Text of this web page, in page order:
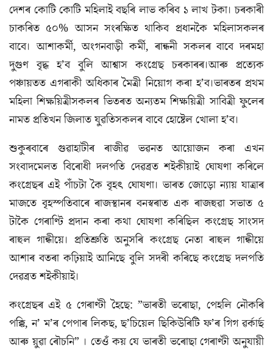
দেশৰ কোটি কোটি মহিলাই বছৰি লাভ কৰিব ১ লাখ টকা। চৰকাৰী
চাকৰিত ৫০% আসন সংৰক্ষিত থাকিব প্ৰধানকৈ মহিলাসকলৰ
বাবে। আশাকৰ্মী, অংগনবাড়ী কৰ্মী, ৰান্ধনী সকলৰ বাবে দৰমহা
দুগুণ বৃদ্ধ হ’ব বুলি আশ্বাস কংগ্ৰেছ চৰকাৰৰ।আৰু প্ৰত্যেক
পঞ্চায়তত এগৰাকী অধিকাৰ মৈত্ৰী নিয়োগ কৰা হ’ব।ভাৰতৰ প্ৰথম
মহিলা শিক্ষয়িত্ৰীসকলৰ ভিতৰত অন্যতম শিক্ষয়িত্ৰী সাবিত্ৰী ফুলেৰ
নামত প্ৰতিখন জিলাত যুৱতিসকলৰ বাবে হোষ্টেল খোলা হ’ব।
শুকুৰবাৰে গুৱাহাটীৰ ৰাজীৱ ভৱনত আয়োজন কৰা এখন
সংবাদমেলত বিৰোধী দলপতি দেৱব্ৰত শইকীয়াই ঘোষণা কৰিলে
কংগ্ৰেছৰ এই পাঁচটা কৈ বৃহৎ ঘোষণা। ভাৰত জোড়ো ন্যায় যাত্ৰাৰ
মাজতে বৃহস্পতিবাৰে ৰাজস্থানৰ বনস্বৰাত এক ৰাজহুৱা সভাত ৫
টাকৈ গেৰাণ্টি প্ৰদান কৰা কথা ঘোষণা কৰিছিল কংগ্ৰেছ সাংসদ
ৰাহুল গান্ধীয়ে। প্ৰতিশ্ৰুতি অনুসৰি কংগ্ৰেছ নেতা ৰাহুল গান্ধীয়ে
আশাৰ বতৰা কঢ়িয়াই আনিছে বুলি সদৰী কৰিছে কংগ্ৰেছ দলপতি
দেৱব্ৰত শইকীয়াই।
কংগ্ৰেছৰ এই ৫ গেৰাণ্টী হৈছে: ”ভাৰতী ভৰোছা, পেহলি নৌকৰি
পক্কি, ন’ ম’ৰ পেপাৰ লিকছ, ছ’চিয়েল ছিকিউৰিটি ফ’ৰ গিগ ৱৰ্কাৰ্ছ
আৰু য়ুৱা ৰৌচনি” । তেওঁ কয় যে ভাৰতী ভৰোছা গেৰাণ্টী অনুযায়ী